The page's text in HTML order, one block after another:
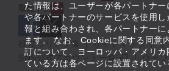
た情報は、ユーザーが各パートナ
や各パートナーのサービスを使用
報と組み合わされ、各パートナーに
ます。 なお、Cookieに関する同意
訂について、ヨーロッパ・アメリ
ている方は各ページに設置されて
取組事例
役立つリンク集 サイトマップ
サ
SNS公式アカウント一覧
ウェ